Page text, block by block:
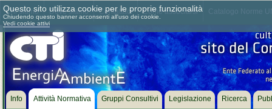
Chi siamo Dove siamo Contattaci Come associarsi
Info Attività Normativa Gruppi Consultivi Legislazione Ricerca
Questo sito utilizza cookie per le proprie funzionalità
Chiudendo questo banner acconsenti all'uso dei cookie.
Vedi cookie attivi